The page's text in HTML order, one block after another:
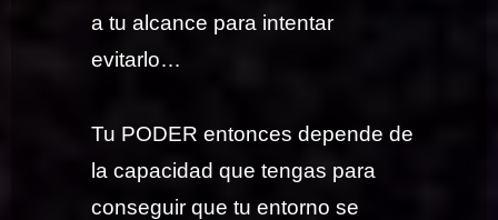
a tu alcance para intentar
evitarlo…
Tu PODER entonces depende de
la capacidad que tengas para
conseguir que tu entorno se